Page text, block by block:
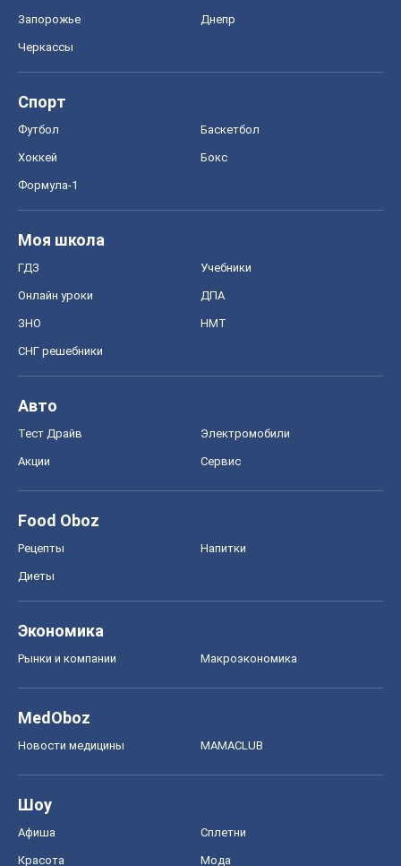
Запорожье Днепр
Черкассы
Спорт
Футбол Баскетбол
Хоккей Бокс
Формула-1
Моя школа
ГДЗ Учебники
Онлайн уроки ДПА
ЗНО НМТ
СНГ решебники
Авто
Тест Драйв Электромобили
Акции Сервис
Food Oboz
Рецепты Напитки
Диеты
Экономика
Рынки и компании Mакроэкономика
MedOboz
Новости медицины MAMACLUB
Шоу
Афиша Сплетни
Красота Мода